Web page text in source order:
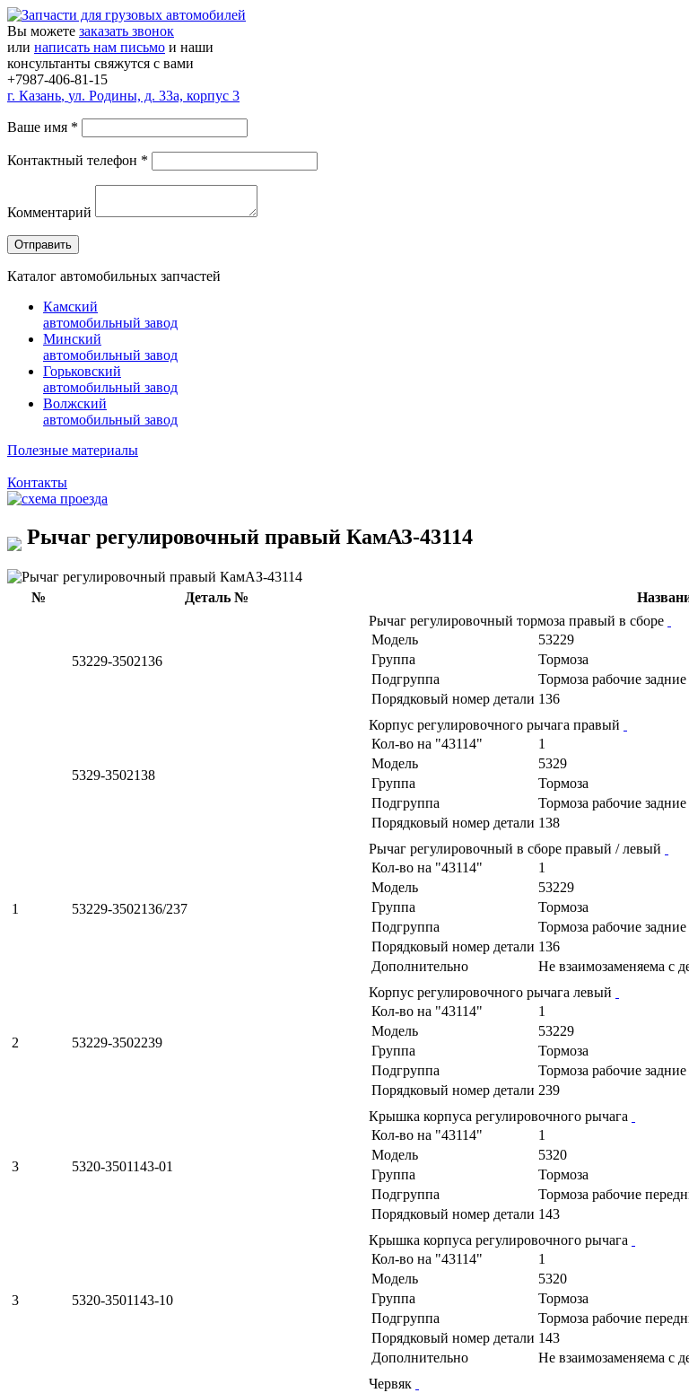
Вы можете заказать звонок
или написать нам письмо и наши
консультанты свяжутся с вами
+7987-406-81-15
г. Казань, ул. Родины, д. 33а, корпус 3
Ваше имя *
Контактный телефон *
Комментарий
Каталог автомобильных запчастей
Камский
автомобильный завод
Минский
автомобильный завод
Горьковский
автомобильный завод
Волжский
автомобильный завод
Полезные материалы
Контакты
Рычаг регулировочный правый КамАЗ-43114
№ Деталь №
53229-3502136
Рычаг регулировочный тормоза правый в сборе
Модель
53229
Группа
Тормоза
Подгруппа
Тормоза рабочие
Порядковый номер детали 136
5329-3502138
Корпус регулировочного рычага правый
Кол-во на "43114"
1
Модель
5329
Группа
Тормоза
Подгруппа
Тормоза рабочие
Порядковый номер детали 138
1 53229-3502136/237
Рычаг регулировочный в сборе правый / левый
Кол-во на "43114"
1
Модель
53229
Группа
Тормоза
Подгруппа
Тормоза рабочие
Порядковый номер детали 136
Дополнительно
Не взаимозаменяема с
2 53229-3502239
Корпус регулировочного рычага левый
Кол-во на "43114"
1
Модель
53229
Группа
Тормоза
Подгруппа
Тормоза рабочие
Порядковый номер детали 239
3 5320-3501143-01
Крышка корпуса регулировочного рычага
Кол-во на "43114"
1
Модель
5320
Группа
Тормоза
Подгруппа
Тормоза рабочие
Порядковый номер детали 143
3 5320-3501143-10
Крышка корпуса регулировочного рычага
Кол-во на "43114"
1
Модель
5320
Группа
Тормоза
Подгруппа
Тормоза рабочие
Порядковый номер детали 143
Дополнительно
Не взаимозаменяема с
Червяк